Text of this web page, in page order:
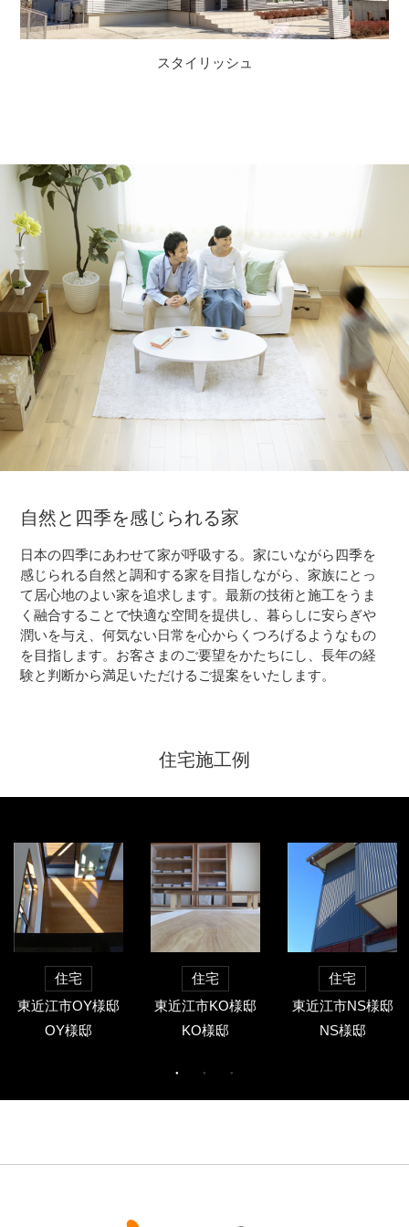
スタイリッシュ
自然と四季を感じられる家
日本の四季にあわせて家が呼吸する。家にいながら四季を
感じられる自然と調和する家を目指しながら、家族にとっ
て居心地のよい家を追求します。最新の技術と施工をうま
く融合することで快適な空間を提供し、暮らしに安らぎや
潤いを与え、何気ない日常を心からくつろげるようなもの
を目指します。お客さまのご要望をかたちにし、長年の経
験と判断から満足いただけるご提案をいたします。
住宅施工例
住宅
東近江市OY様邸
OY様邸
住宅
東近江市KO様邸
KO様邸
住宅
東近江市NS様邸
NS様邸